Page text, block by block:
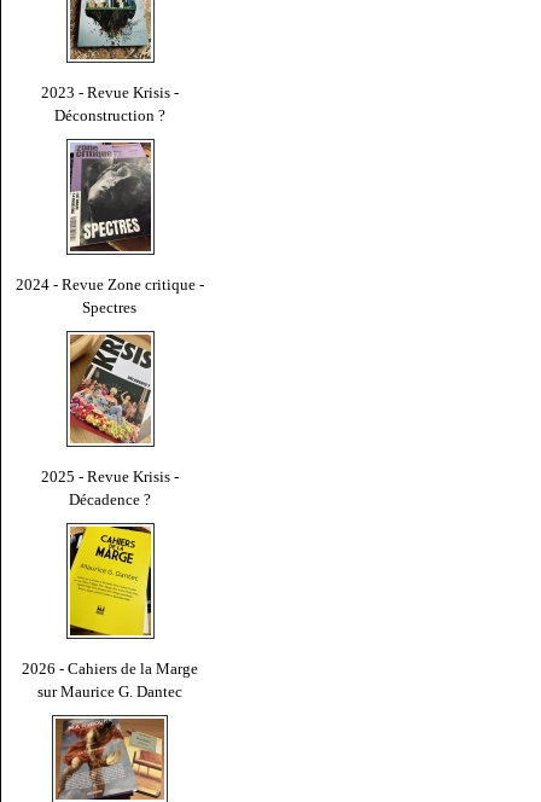
2023 - Revue Krisis -
Déconstruction ?
2024 - Revue Zone critique -
Spectres
2025 - Revue Krisis -
Décadence ?
2026 - Cahiers de la Marge
sur Maurice G. Dantec